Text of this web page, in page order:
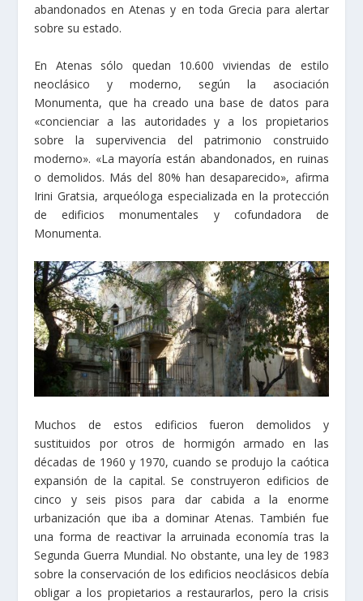
abandonados en Atenas y en toda Grecia para alertar
sobre su estado.
En Atenas sólo quedan 10.600 viviendas de estilo
neoclásico y moderno, según la asociación
Monumenta, que ha creado una base de datos para
«concienciar a las autoridades y a los propietarios
sobre la supervivencia del patrimonio construido
moderno». «La mayoría están abandonados, en ruinas
o demolidos. Más del 80% han desaparecido», afirma
Irini Gratsia, arqueóloga especializada en la protección
de edificios monumentales y cofundadora de
Monumenta.
Muchos de estos edificios fueron demolidos y
sustituidos por otros de hormigón armado en las
décadas de 1960 y 1970, cuando se produjo la caótica
expansión de la capital. Se construyeron edificios de
cinco y seis pisos para dar cabida a la enorme
urbanización que iba a dominar Atenas. También fue
una forma de reactivar la arruinada economía tras la
Segunda Guerra Mundial. No obstante, una ley de 1983
sobre la conservación de los edificios neoclásicos debía
obligar a los propietarios a restaurarlos, pero la crisis